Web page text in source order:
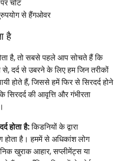
चोट
से हैंगओवर
है
है, तो सबसे पहले आप सोचते हैं कि
दर्द से उबरने के लिए हम जिन तरीकों
होते हैं, जिससे हमें फिर से सिरदर्द होने
सिरदर्द की आवृत्ति और गंभीरता
होता है:किडनियों के द्वारा
होता है। हममें से अधिकांश लोग
खुराक आहार, सप्लीमेंट्स या